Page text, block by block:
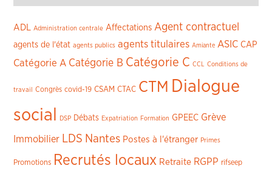
ADL Administration centrale Affectations Agent contractuel
agents de l'état agents publics agents titulaires Amiante ASIC CAP
Catégorie A Catégorie B Catégorie C CCL Conditions de
travail Congrès covid-19 CSAM CTAC CTM Dialogue
social
DSP Débats Expatriation Formation GPEEC Grève
Immobilier LDS Nantes Postes à l'étranger Primes
Promotions Recrutés locaux Retraite RGPP rifseep